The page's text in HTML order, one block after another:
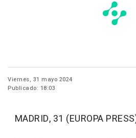
Viernes, 31 mayo 2024
Publicado: 18:03
MADRID, 31 (EUROPA